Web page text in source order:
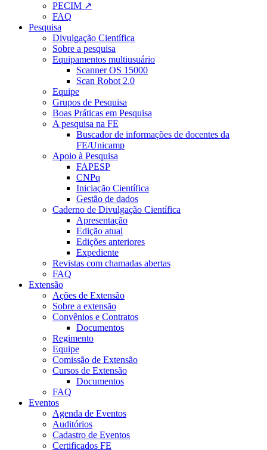
PECIM ↗
FAQ
Pesquisa
Divulgação Científica
Sobre a pesquisa
Equipamentos multiusuário
Scanner OS 15000
Scan Robot 2.0
Equipe
Grupos de Pesquisa
Boas Práticas em Pesquisa
A pesquisa na FE
Buscador de informações de docentes da
FE/Unicamp
Apoio à Pesquisa
FAPESP
CNPq
Iniciação Científica
Gestão de dados
Caderno de Divulgação Científica
Apresentação
Edição atual
Edições anteriores
Expediente
Revistas com chamadas abertas
FAQ
Extensão
Ações de Extensão
Sobre a extensão
Convênios e Contratos
Documentos
Regimento
Equipe
Comissão de Extensão
Cursos de Extensão
Documentos
FAQ
Eventos
Agenda de Eventos
Auditórios
Cadastro de Eventos
Certificados FE